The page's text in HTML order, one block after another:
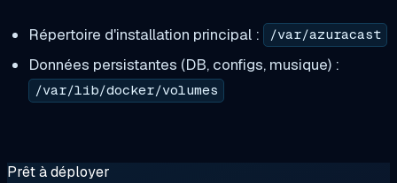
Répertoire d'installation principal : /var/azuracast
Données persistantes (DB, configs, musique) :
/var/lib/docker/volumes
Prêt à déployer